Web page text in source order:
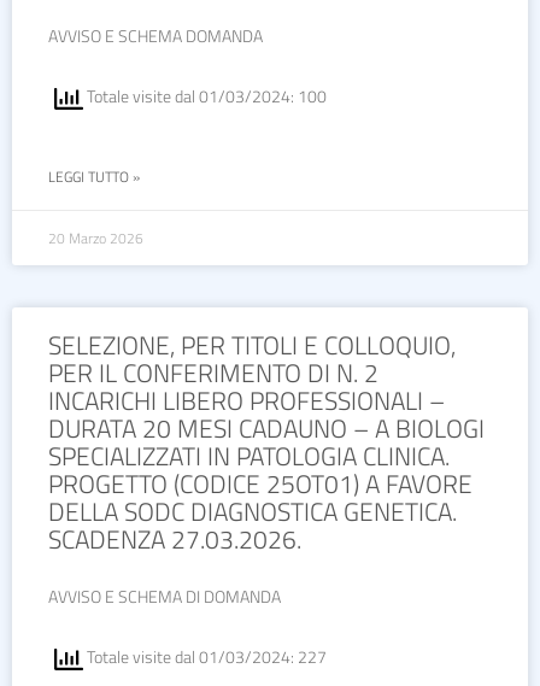
AVVISO E SCHEMA DOMANDA
Totale visite dal 01/03/2024: 100
LEGGI TUTTO »
20 Marzo 2026
SELEZIONE, PER TITOLI E COLLOQUIO,
PER IL CONFERIMENTO DI N. 2
INCARICHI LIBERO PROFESSIONALI –
DURATA 20 MESI CADAUNO – A BIOLOGI
SPECIALIZZATI IN PATOLOGIA CLINICA.
PROGETTO (CODICE 25OT01) A FAVORE
DELLA SODC DIAGNOSTICA GENETICA.
SCADENZA 27.03.2026.
AVVISO E SCHEMA DI DOMANDA
Totale visite dal 01/03/2024: 227